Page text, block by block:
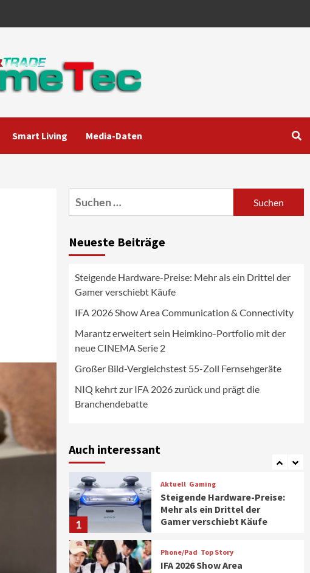
Smart Living Media-Daten
Suchen
nach:
Neueste Beiträge
Steigende Hardware-Preise: Mehr als ein Drittel der
Gamer verschiebt Käufe
IFA 2026 Show Area Communication & Connectivity
Marantz erweitert sein Heimkino-Portfolio mit der
neue CINEMA Serie 2
Großer Bild-Vergleichstest 55-Zoll Fernsehgeräte
NIQ kehrt zur IFA 2026 zurück und prägt die
Branchendebatte
Auch interessant
Marantz erweitert sein
4
News aus dem Internet
55-Zoll Fernsehgeräte
5
Wirtschaft
NIQ kehrt zur IFA 2026 zurück
Branchendebatte
6
Aktuell
in strategisch wichtigen
Märkten aus
7
Ventilatoren
1
Aktuell Gaming
Steigende Hardware-Preise:
Mehr als ein Drittel der
Gamer verschiebt Käufe
Phone/Pad Top Story
IFA 2026 Show Area